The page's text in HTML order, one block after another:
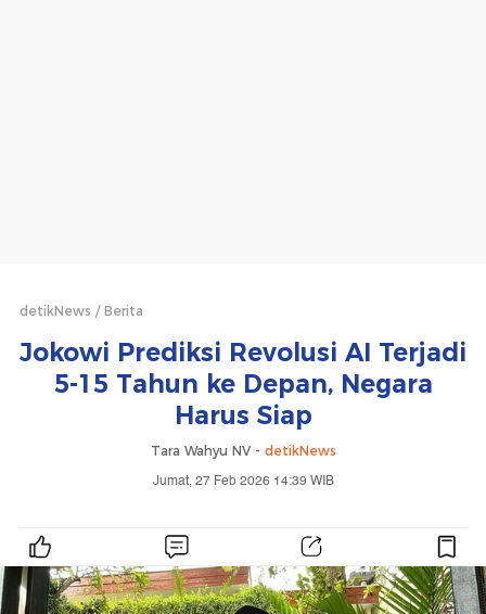
detikNews Berita
Jokowi Prediksi Revolusi AI Terjadi
5-15 Tahun ke Depan, Negara
Harus Siap
Tara Wahyu NV - detikNews
Jumat, 27 Feb 2026 14:39 WIB